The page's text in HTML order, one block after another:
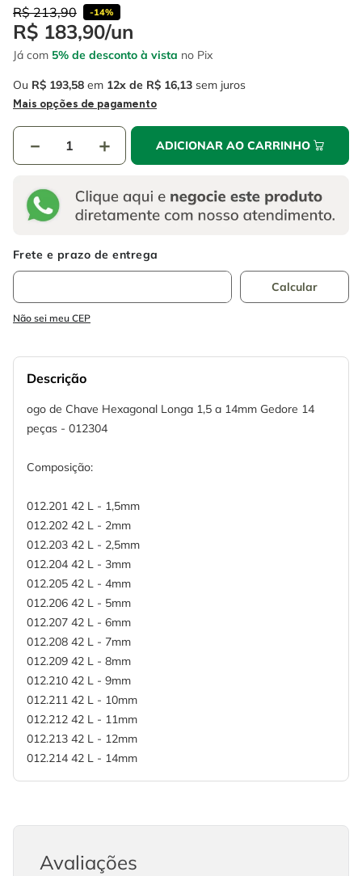
R$ 213,90 -14%
R$ 183,90/un
Já com 5% de desconto à vista no Pix
Ou R$ 193,58 em 12 R$ 16,13 sem juros
Mais opções de pagamento
＋
－ ADICIONAR AO CARRINHO
Não sei meu CEP
Descrição
ogo de Chave Hexagonal Longa 1,5 a 14mm Gedore 14
peças - 012304
Composição:
012.201 42 L - 1,5mm
012.202 42 L - 2mm
012.203 42 L - 2,5mm
012.204 42 L - 3mm
012.205 42 L - 4mm
012.206 42 L - 5mm
012.207 42 L - 6mm
012.208 42 L - 7mm
012.209 42 L - 8mm
012.210 42 L - 9mm
012.211 42 L - 10mm
012.212 42 L - 11mm
012.213 42 L - 12mm
012.214 42 L - 14mm
Avaliações
6º fio
7 chave impacto
9º cabo flexivel
serra circular
º chave impacto
º disco corte
º cabo flexivel
serra copo